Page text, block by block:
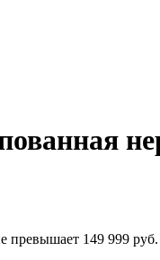
превышает 149 999 руб.